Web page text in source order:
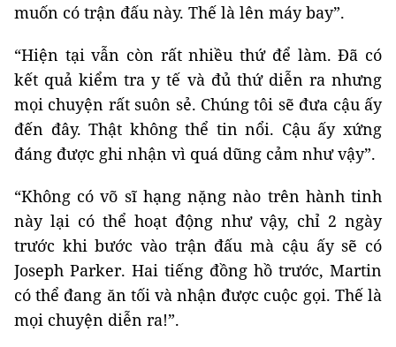
muốn có trận đấu này. Thế là lên máy bay”.
“Hiện tại vẫn còn rất nhiều thứ để làm. Đã có
kết quả kiểm tra y tế và đủ thứ diễn ra nhưng
mọi chuyện rất suôn sẻ. Chúng tôi sẽ đưa cậu ấy
đến đây. Thật không thể tin nổi. Cậu ấy xứng
đáng được ghi nhận vì quá dũng cảm như vậy”.
“Không có võ sĩ hạng nặng nào trên hành tinh
này lại có thể hoạt động như vậy, chỉ 2 ngày
trước khi bước vào trận đấu mà cậu ấy sẽ có
Joseph Parker. Hai tiếng đồng hồ trước, Martin
có thể đang ăn tối và nhận được cuộc gọi. Thế là
mọi chuyện diễn ra!”.